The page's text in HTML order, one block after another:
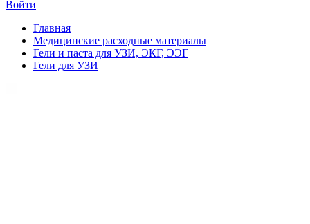
Войти
Главная
Медицинские расходные материалы
Гели и паста для УЗИ, ЭКГ, ЭЭГ
Гели для УЗИ